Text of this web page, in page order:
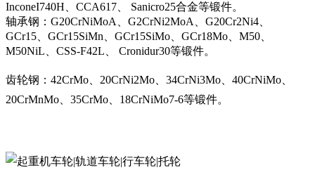
InconeI740H、CCA617、 Sanicro25合金等锻件。
轴承钢：G20CrNiMoA、G2CrNi2MoA、G20Cr2Ni4、
GCr15、GCr15SiMn、GCr15SiMo、GCr18Mo、M50、
M50NiL、CSS-F42L、 Cronidur30等锻件。
齿轮钢：42CrMo、20CrNi2Mo、34CrNi3Mo、40CrNiMo、
20CrMnMo、35CrMo、18CrNiMo7-6等锻件。